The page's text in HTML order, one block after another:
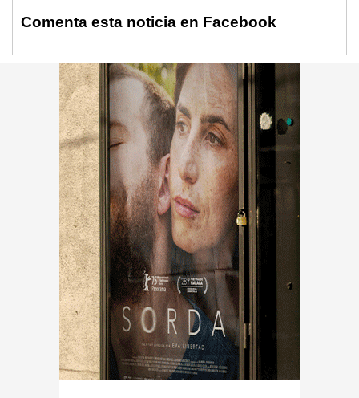
Comenta esta noticia en Facebook